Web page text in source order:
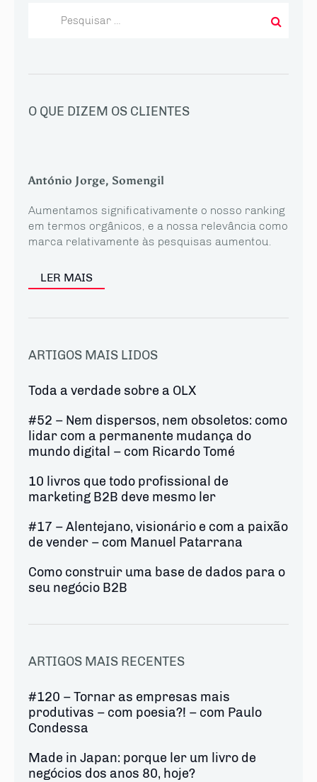
O QUE DIZEM OS CLIENTES
António Jorge, Somengil
Aumentamos significativamente o nosso ranking
em termos orgânicos, e a nossa relevância como
marca relativamente às pesquisas aumentou.
LER MAIS
ARTIGOS MAIS LIDOS
Toda a verdade sobre a OLX
#52 – Nem dispersos, nem obsoletos: como
lidar com a permanente mudança do
mundo digital – com Ricardo Tomé
10 livros que todo profissional de
marketing B2B deve mesmo ler
#17 – Alentejano, visionário e com a paixão
de vender – com Manuel Patarrana
Como construir uma base de dados para o
seu negócio B2B
ARTIGOS MAIS RECENTES
#120 – Tornar as empresas mais
produtivas – com poesia?! – com Paulo
Condessa
Made in Japan: porque ler um livro de
negócios dos anos 80, hoje?